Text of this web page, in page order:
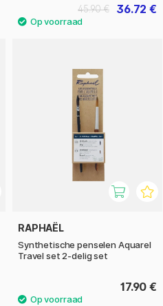
36.72 €
45.90 €
RAPHAËL
Synthetische penselen Aquarel
Travel set 2-delig set
17.90 €